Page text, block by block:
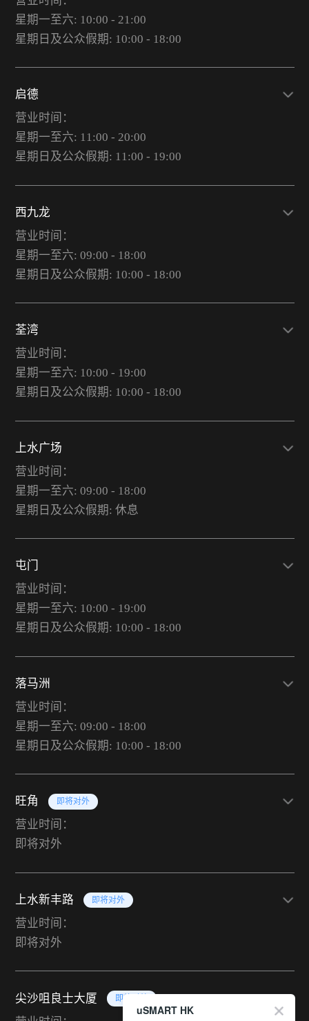
星期一至六: 10:00 - 21:00
星期日及公众假期: 10:00 - 18:00
启德
营业时间：
星期一至六: 11:00 - 20:00
星期日及公众假期: 11:00 - 19:00
西九龙
营业时间：
星期一至六: 09:00 - 18:00
星期日及公众假期: 10:00 - 18:00
荃湾
营业时间：
星期一至六: 10:00 - 19:00
星期日及公众假期: 10:00 - 18:00
上水广场
营业时间：
星期一至六: 09:00 - 18:00
星期日及公众假期: 休息
屯门
营业时间：
星期一至六: 10:00 - 19:00
星期日及公众假期: 10:00 - 18:00
落马洲
营业时间：
星期一至六: 09:00 - 18:00
星期日及公众假期: 10:00 - 18:00
旺角 即将对外
营业时间：
即将对外
上水新丰路 即将对外
营业时间：
即将对外
尖沙咀良士大厦 即将对外
uSMART HK